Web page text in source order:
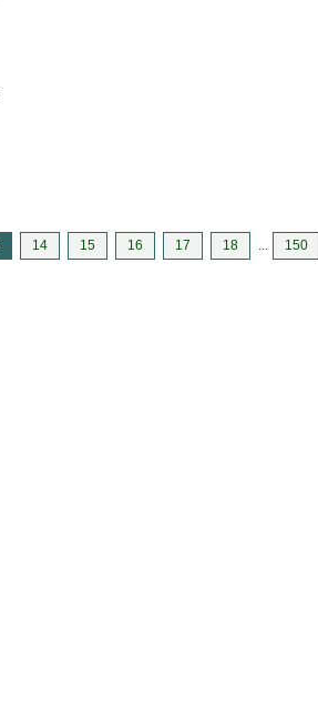
14 15 16 17 18 ... 150